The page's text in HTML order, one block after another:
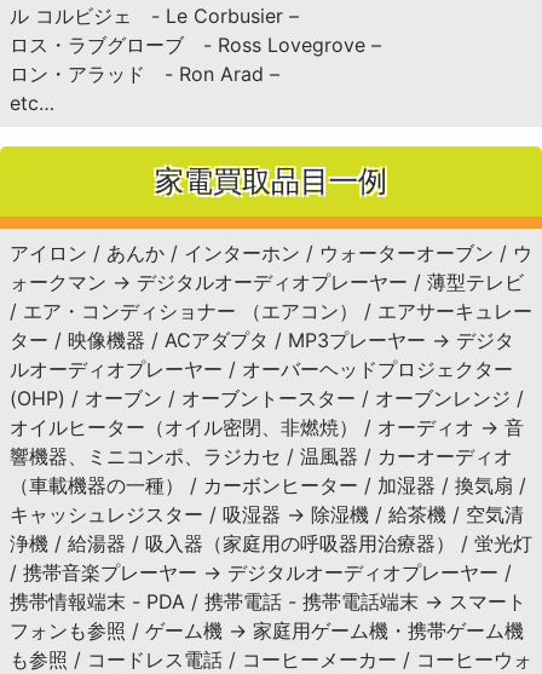
ル コルビジェ - Le Corbusier –
ロス・ラブグローブ - Ross Lovegrove –
ロン・アラッド - Ron Arad –
etc…
家電買取品目一例
アイロン / あんか / インターホン / ウォーターオーブン / ウ
ォークマン → デジタルオーディオプレーヤー / 薄型テレビ
/ エア・コンディショナー （エアコン） / エアサーキュレー
ター / 映像機器 / ACアダプタ / MP3プレーヤー → デジタ
ルオーディオプレーヤー / オーバーヘッドプロジェクター
(OHP) / オーブン / オーブントースター / オーブンレンジ /
オイルヒーター（オイル密閉、非燃焼） / オーディオ → 音
響機器、ミニコンポ、ラジカセ / 温風器 / カーオーディオ
（車載機器の一種） / カーボンヒーター / 加湿器 / 換気扇 /
キャッシュレジスター / 吸湿器 → 除湿機 / 給茶機 / 空気清
浄機 / 給湯器 / 吸入器（家庭用の呼吸器用治療器） / 蛍光灯
/ 携帯音楽プレーヤー → デジタルオーディオプレーヤー /
携帯情報端末 - PDA / 携帯電話 - 携帯電話端末 → スマート
フォンも参照 / ゲーム機 → 家庭用ゲーム機・携帯ゲーム機
も参照 / コードレス電話 / コーヒーメーカー / コーヒーウォ